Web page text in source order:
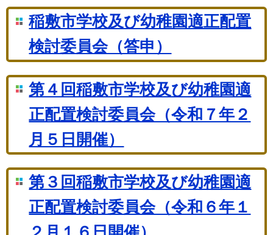
稲敷市学校及び幼稚園適正配置
検討委員会（答申）
第４回稲敷市学校及び幼稚園適
正配置検討委員会（令和７年２
月５日開催）
第３回稲敷市学校及び幼稚園適
正配置検討委員会（令和６年１